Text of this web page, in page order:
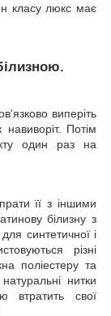
класу люкс має
виперіть
Потім
один раз на
її з іншими
білизну з
синтетичної і
різні
поліестеру та
нитки
втратить свої